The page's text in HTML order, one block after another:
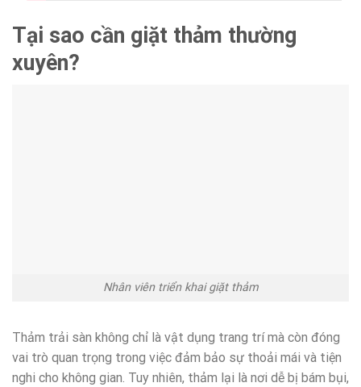
Tại sao cần giặt thảm thường
xuyên?
Nhân viên triển khai giặt thảm
Thảm trải sàn không chỉ là vật dụng trang trí mà còn đóng
vai trò quan trọng trong việc đảm bảo sự thoải mái và tiện
nghi cho không gian. Tuy nhiên, thảm lại là nơi dễ bị bám bụi,